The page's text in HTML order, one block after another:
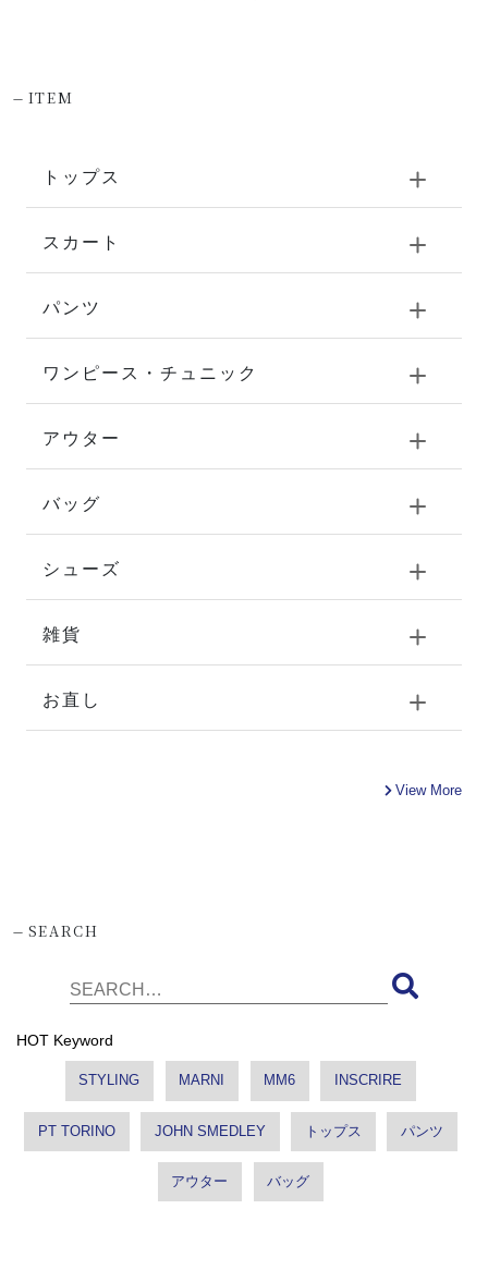
-ITEM
トップス
スカート
パンツ
ワンピース・チュニック
アウター
バッグ
シューズ
雑貨
お直し
View More
-SEARCH
HOT Keyword
STYLING MARNI MM6 INSCRIRE
PT TORINO JOHN SMEDLEY トップス パンツ
アウター バッグ